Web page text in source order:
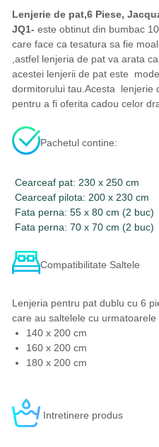
Lenjerie de pat,6 Piese,
JQ1-este obtinut din bumbac
care face ca tesatura sa fie
,astfel lenjeria de pat va arata
acestei lenjerii de pat este
dormitorului tau.Acesta lenjerie
pentru a fi oferita cadou celor
Pachetul contine:
Cearceaf pat: 230 x 250 cm
Cearceaf pilota: 200 x 230 cm
Fata perna: 55 x 80 cm (2 buc)
Fata perna: 70 x 70 cm (2 buc)
Compatibilitate Saltele
Lenjeria pentru pat dublu cu 6
care au saltelele cu urmatoarele
140 x 200 cm
160 x 200 cm
180 x 200 cm
Intretinere produs